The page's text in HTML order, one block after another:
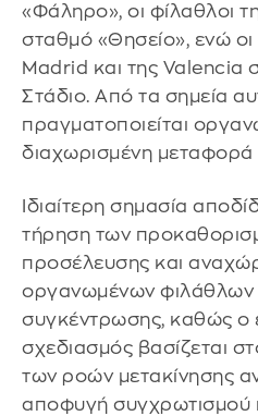
«Φάληρο», οι φίλαθλοι
σταθμό «Θησείο», ενώ οι
Madrid και της Valencia
Στάδιο. Από τα σημεία
πραγματοποιείται
διαχωρισμένη
Ιδιαίτερη σημασία
τήρηση των
προσέλευσης και
οργανωμένων φιλάθλων
συγκέντρωσης, καθώς ο
σχεδιασμός βασίζεται
των ροών μετακίνησης
αποφυγή συγχρωτισμού